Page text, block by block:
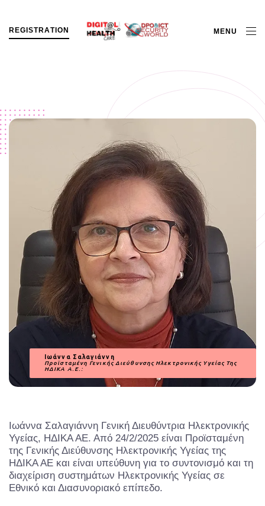
MENU
R EG STRAT O N
Ιωάννα Σαλαγιάννη
Προϊσταμένη Γενικής Διεύθυνσης Ηλεκτρονικής Υγείας Της
ΗΔΙΚΑ Α.Ε.:
Ιωάννα Σαλαγιάννη Γενική Διευθύντρια Ηλεκτρονικής
Υγείας, ΗΔΙΚΑ ΑΕ. Από 24/2/2025 είναι Προϊσταμένη
της Γενικής Διεύθυνσης Ηλεκτρονικής Υγείας της
ΗΔΙΚΑ ΑΕ και είναι υπεύθυνη για το συντονισμό και τη
διαχείριση συστημάτων Ηλεκτρονικής Υγείας σε
Εθνικό και Διασυνοριακό επίπεδο.